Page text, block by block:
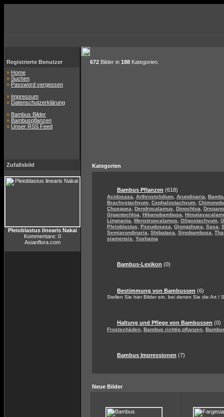
Registrierte Benutzer
» Home
» Suchen
» Password vergessen
» Impressum
» Datenschutzerklärung
» Bambus Bilder
» Bambuspflanzen
» Unser RSS Feed
Zufallsbild
Pleioblastus linearis Nakai
Kommentare: 0
Asianflora.com
672 Bilder in 188 Kategorien.
Kategorien
Bambus Pflanzen (618)
Acidosasa Arthrostylidium Arundinaria
Brachystachyum Cephalostachyum
Chusquea
Dendrocalamus Dinochloa
Gigantochloa
Hibanobambusa
Lingnania
Menstruocalamus Oligostachyum
Pleioblastus
Pseudosasa Qiongzhuea Sasa
Semiarundinaria
Shibataea Sinobambusa
siamensis
Yushania
Bambus-Lexikon (0)
Bestimmung von Bambussen (6)
Stellen Sie hier Bilder ein, bei denen Sie die Art /
Haltung und Pflege von Bambussen (0)
Frostschäden Bambus richtig pflanzen
Bambus Impressionen (7)
Neue Bilder